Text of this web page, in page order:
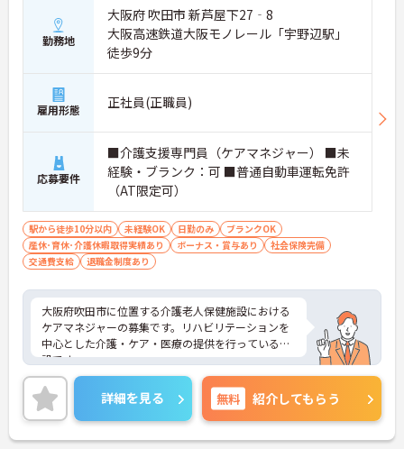
勤務地
大阪府 吹田市 新芦屋下27‐8
大阪高速鉄道大阪モノレール「宇野辺駅」
徒歩9分
雇用形態 正社員(正職員)
応募要件
■介護支援専門員（ケアマネジャー） ■未
経験・ブランク：可 ■普通自動車運転免許
（AT限定可）
駅から徒歩10分以内 未経験OK 日勤のみ
ブランクOK
産休･育休･介護休暇取得実績あり
ボーナス・賞与あり
社会保険完備
交通費支給
退職金制度あり
大阪府吹田市に位置する介護老人保健施設における
ケアマネジャーの募集です。リハビリテーションを
中心とした介護・ケア・医療の提供を行っている施
設です。
勤務時間は日勤のみなので、プライベートとのメリ
ハリのある働き方が可能です。
ご興味のある方には、面接対策ポイントなど、さら
に詳細をお話しいたしますのでお気軽にご相談くだ
さい！
詳細を見る 無料 紹介してもらう